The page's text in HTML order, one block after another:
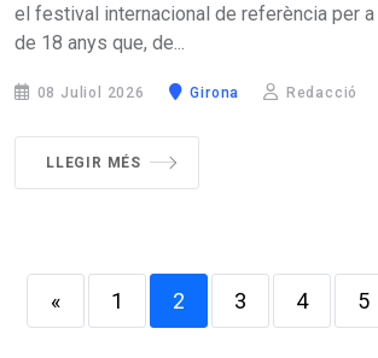
el festival internacional de referència per
de 18 anys que, de...
08 Juliol 2026 Girona Redacció
LLEGIR MÉS
« 1 2 3 4 5